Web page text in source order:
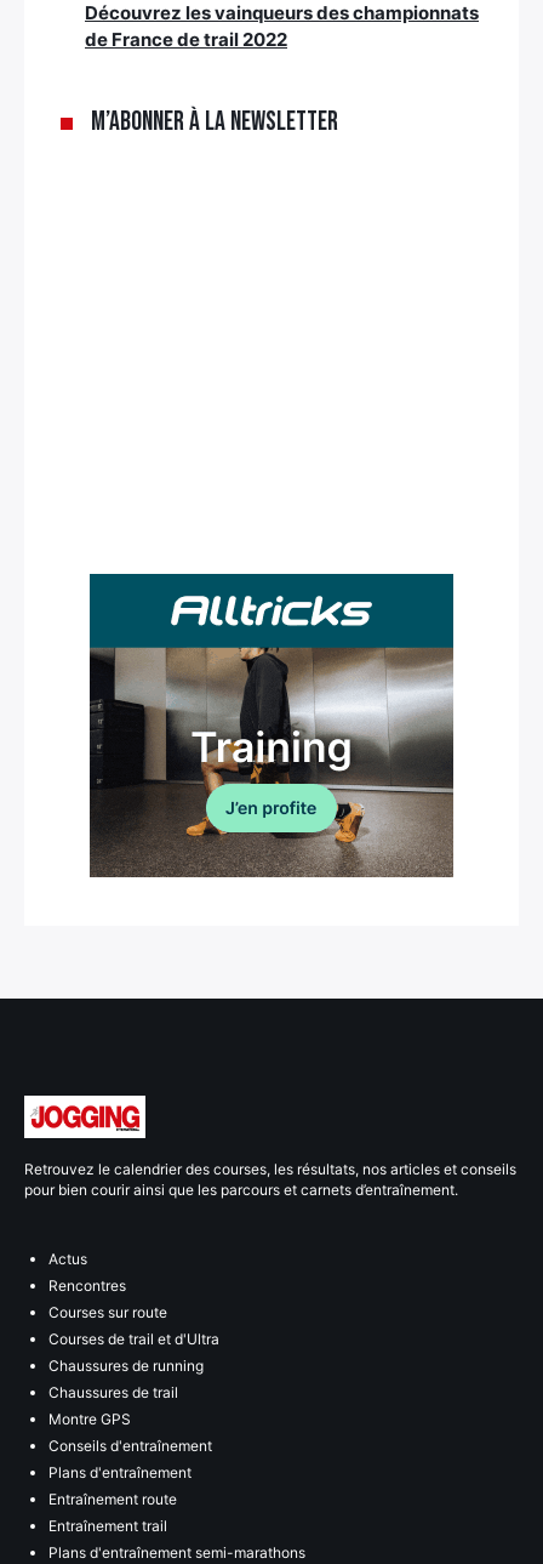
Découvrez les vainqueurs des championnats
de France de trail 2022
M’abonner à la newsletter
Retrouvez le calendrier des courses, les résultats, nos articles et conseils
pour bien courir ainsi que les parcours et carnets d’entraînement.
Actus
Rencontres
Courses sur route
Courses de trail et d'Ultra
Chaussures de running
Chaussures de trail
Montre GPS
Conseils d'entraînement
Plans d'entraînement
Entraînement route
Entraînement trail
Plans d'entraînement semi-marathons